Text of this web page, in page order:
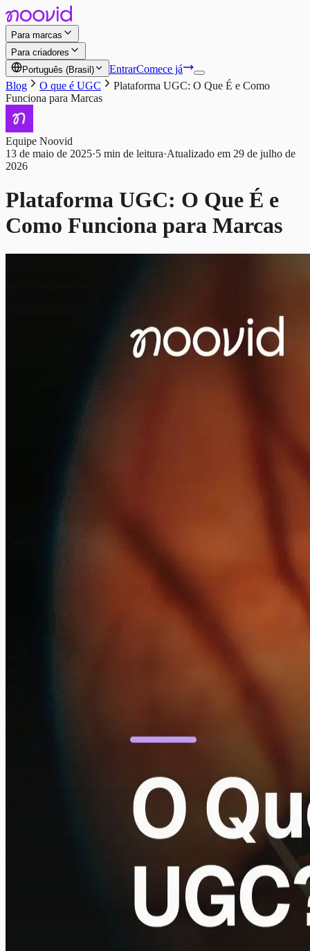
Para marcas
Para criadores
Português (Brasil)
EntrarComece já
Blog
O que é UGC
Plataforma UGC: O Que É e Como
Funciona para Marcas
Equipe Noovid
13 de maio de 2025·5 min de leitura·Atualizado em 29 de julho de
2026
Plataforma UGC: O Que É e
Como Funciona para Marcas